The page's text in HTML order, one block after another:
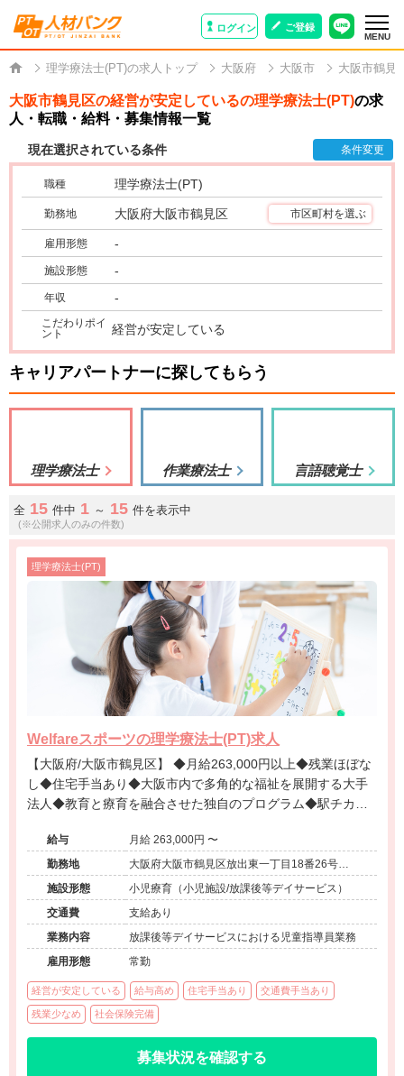
ログイン ご登録
MENU
理学療法士(PT)の求人トップ 大阪府 大阪市 大阪市鶴見
大阪市鶴見区の経営が安定しているの理学療法士(PT)の求
人・転職・給料・募集情報一覧
現在選択されている条件 条件変更
職種 理学療法士(PT)
勤務地 大阪府大阪市鶴見区 市区町村を選ぶ
雇用形態 -
施設形態 -
年収 -
こだわりポイ
ント
経営が安定している
キャリアパートナーに探してもらう
理学療法士 作業療法士 言語聴覚士
全 15 件中 1 ～ 15 件を表示中
(※公開求人のみの件数)
理学療法士(PT)
Welfareスポーツの理学療法士(PT)求人
【大阪府/大阪市鶴見区】 ◆月給263,000円以上◆残業ほぼな
し◆住宅手当あり◆大阪市内で多角的な福祉を展開する大手
法人◆教育と療育を融合させた独自のプログラム◆駅チカ施
給与
月給 263,000円 〜
勤務地
大阪府大阪市鶴見区放出東一丁目18番26号
Welfare放出ビル1階
施設形態
小児療育（小児施設/放課後等デイサービス）
交通費
支給あり
業務内容
放課後等デイサービスにおける児童指導員業務
雇用形態
常勤
経営が安定している 給与高め 住宅手当あり 交通費手当あり
残業少なめ 社会保険完備
募集状況を確認する